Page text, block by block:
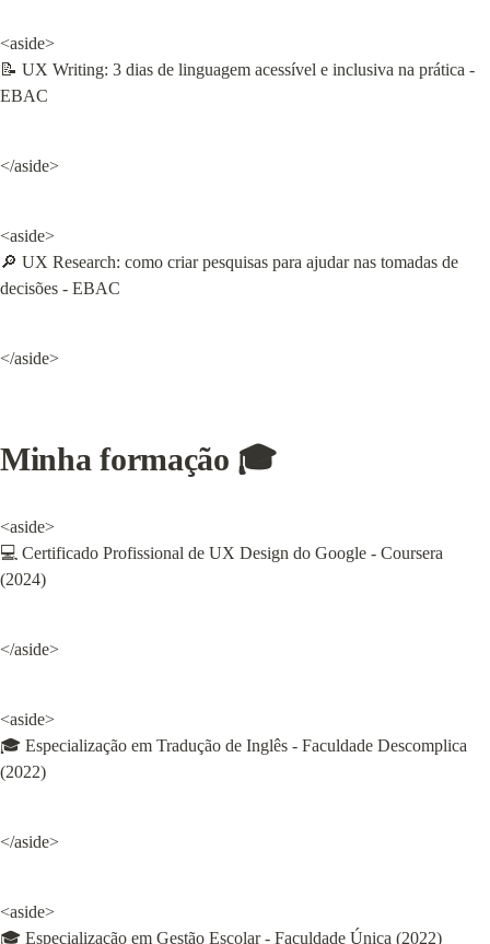
<aside>
📝 UX Writing: 3 dias de linguagem acessível e inclusiva na prática -
EBAC
</aside>
<aside>
🔎 UX Research: como criar pesquisas para ajudar nas tomadas de
decisões - EBAC
</aside>
Minha formação 🎓
<aside>
💻 Certificado Profissional de UX Design do Google - Coursera
(2024)
</aside>
<aside>
🎓 Especialização em Tradução de Inglês - Faculdade Descomplica
(2022)
</aside>
<aside>
🎓 Especialização em Gestão Escolar - Faculdade Única (2022)